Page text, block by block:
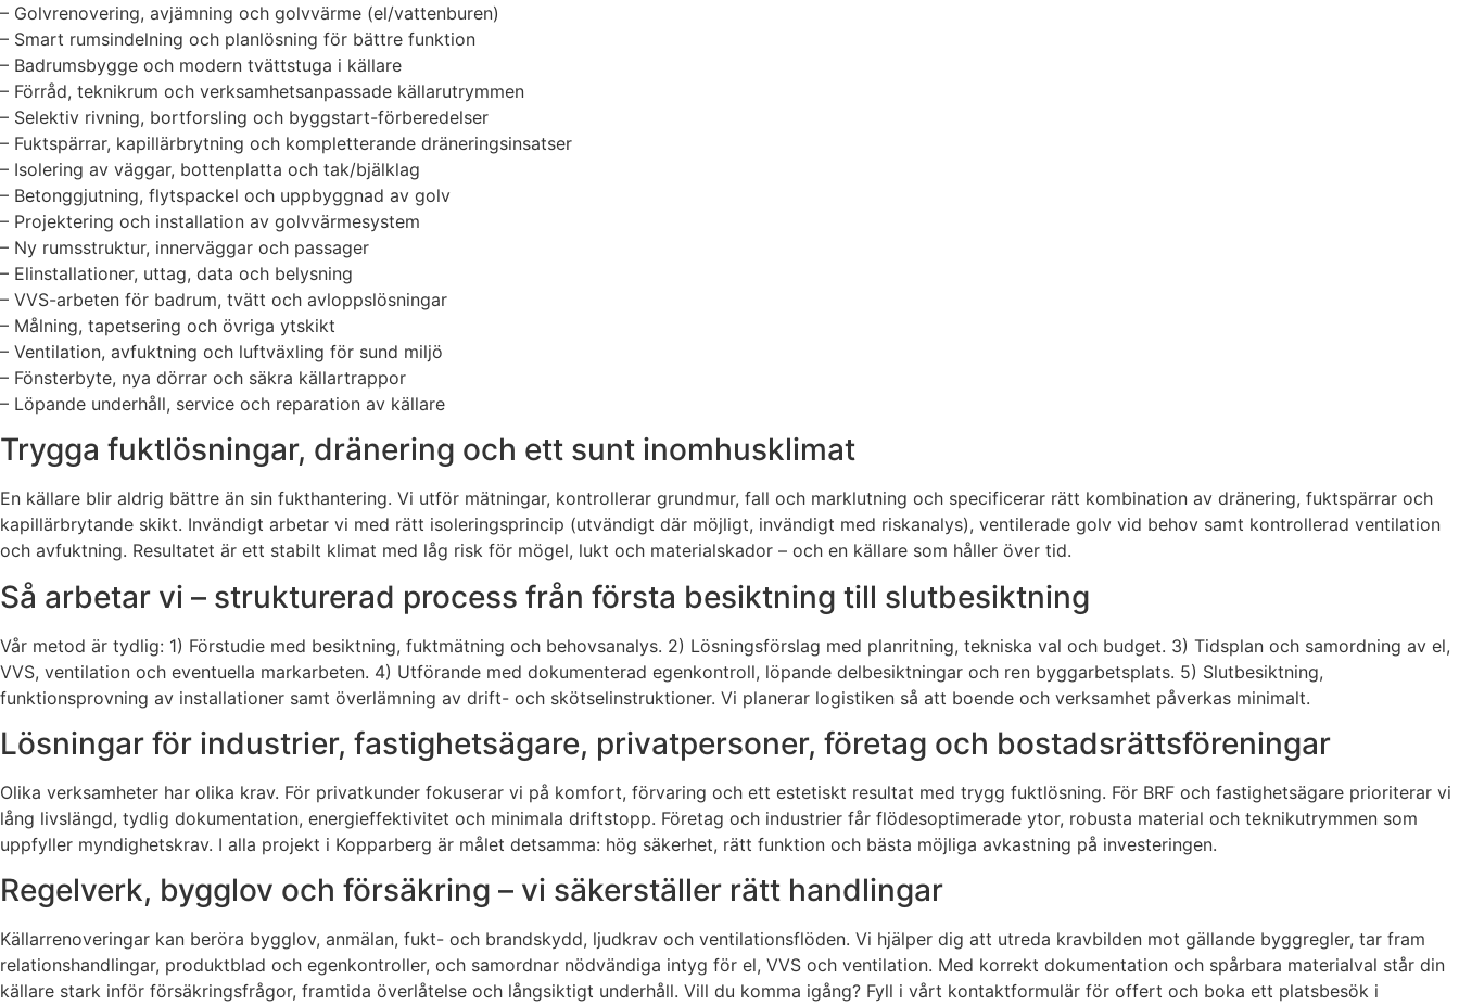
– Golvrenovering, avjämning och golvvärme (el/vattenburen)
– Smart rumsindelning och planlösning för bättre funktion
– Badrumsbygge och modern tvättstuga i källare
– Förråd, teknikrum och verksamhetsanpassade källarutrymmen
– Selektiv rivning, bortforsling och byggstart-förberedelser
– Fuktspärrar, kapillärbrytning och kompletterande dräneringsinsatser
– Isolering av väggar, bottenplatta och tak/bjälklag
– Betonggjutning, flytspackel och uppbyggnad av golv
– Projektering och installation av golvvärmesystem
– Ny rumsstruktur, innerväggar och passager
– Elinstallationer, uttag, data och belysning
– VVS-arbeten för badrum, tvätt och avloppslösningar
– Målning, tapetsering och övriga ytskikt
– Ventilation, avfuktning och luftväxling för sund miljö
– Fönsterbyte, nya dörrar och säkra källartrappor
– Löpande underhåll, service och reparation av källare
Trygga fuktlösningar, dränering och ett sunt inomhusklimat
En källare blir aldrig bättre än sin fukthantering. Vi utför mätningar, kontrollerar grundmur, fall och marklutning och specificerar rätt kombination av dränering, fuktspärrar och
kapillärbrytande skikt. Invändigt arbetar vi med rätt isoleringsprincip (utvändigt där möjligt, invändigt med riskanalys), ventilerade golv vid behov samt kontrollerad ventilation
och avfuktning. Resultatet är ett stabilt klimat med låg risk för mögel, lukt och materialskador – och en källare som håller över tid.
Så arbetar vi – strukturerad process från första besiktning till slutbesiktning
Vår metod är tydlig: 1) Förstudie med besiktning, fuktmätning och behovsanalys. 2) Lösningsförslag med planritning, tekniska val och budget. 3) Tidsplan och samordning av el,
VVS, ventilation och eventuella markarbeten. 4) Utförande med dokumenterad egenkontroll, löpande delbesiktningar och ren byggarbetsplats. 5) Slutbesiktning,
funktionsprovning av installationer samt överlämning av drift- och skötselinstruktioner. Vi planerar logistiken så att boende och verksamhet påverkas minimalt.
Lösningar för industrier, fastighetsägare, privatpersoner, företag och bostadsrättsföreningar
Olika verksamheter har olika krav. För privatkunder fokuserar vi på komfort, förvaring och ett estetiskt resultat med trygg fuktlösning. För BRF och fastighetsägare prioriterar vi
lång livslängd, tydlig dokumentation, energieffektivitet och minimala driftstopp. Företag och industrier får flödesoptimerade ytor, robusta material och teknikutrymmen som
uppfyller myndighetskrav. I alla projekt i Kopparberg är målet detsamma: hög säkerhet, rätt funktion och bästa möjliga avkastning på investeringen.
Regelverk, bygglov och försäkring – vi säkerställer rätt handlingar
Källarrenoveringar kan beröra bygglov, anmälan, fukt- och brandskydd, ljudkrav och ventilationsflöden. Vi hjälper dig att utreda kravbilden mot gällande byggregler, tar fram
relationshandlingar, produktblad och egenkontroller, och samordnar nödvändiga intyg för el, VVS och ventilation. Med korrekt dokumentation och spårbara materialval står din
källare stark inför försäkringsfrågor, framtida överlåtelse och långsiktigt underhåll. Vill du komma igång? Fyll i vårt kontaktformulär för offert och boka ett platsbesök i